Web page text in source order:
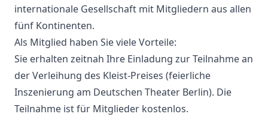
internationale Gesellschaft mit Mitgliedern aus allen
fünf Kontinenten.
Als Mitglied haben Sie viele Vorteile:
Sie erhalten zeitnah Ihre Einladung zur Teilnahme an
der Verleihung des Kleist-Preises (feierliche
Inszenierung am Deutschen Theater Berlin). Die
Teilnahme ist für Mitglieder kostenlos.